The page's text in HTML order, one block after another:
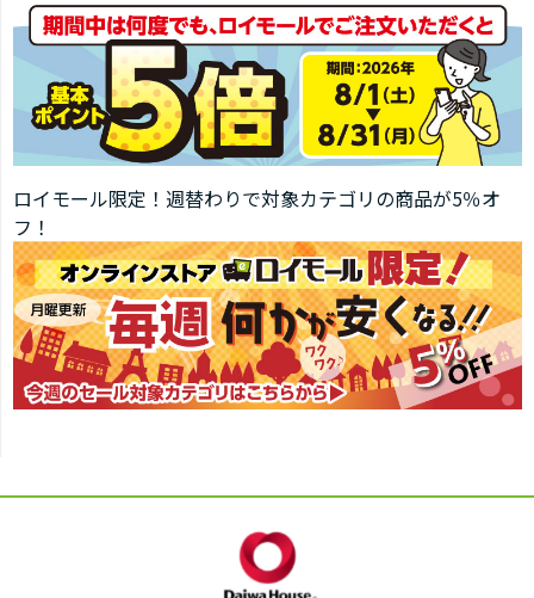
ロイモール限定！週替わりで対象カテゴリの商品が5％オ
フ！